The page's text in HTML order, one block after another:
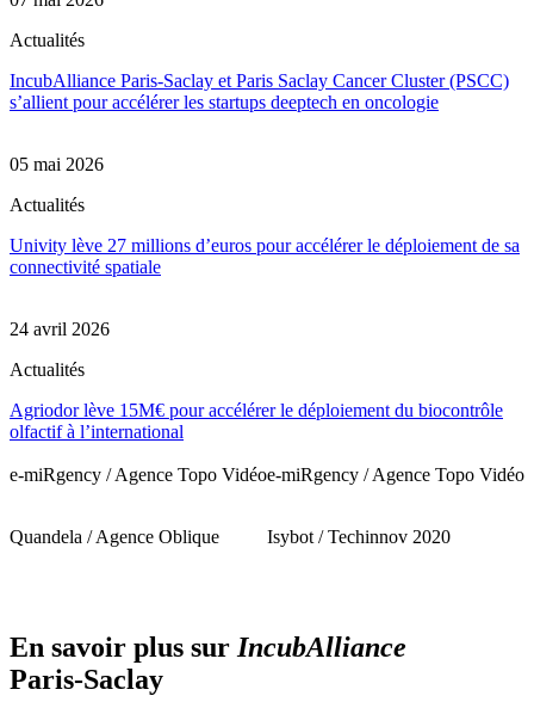
Actualités
IncubAlliance Paris-Saclay et Paris Saclay Cancer Cluster (PSCC)
s’allient pour accélérer les startups deeptech en oncologie
05 mai 2026
Actualités
Univity lève 27 millions d’euros pour accélérer le déploiement de sa
connectivité spatiale
24 avril 2026
Actualités
Agriodor lève 15M€ pour accélérer le déploiement du biocontrôle
olfactif à l’international
e-miRgency / Agence Topo Vidéoe-miRgency / Agence Topo Vidéo
Quandela / Agence Oblique Isybot / Techinnov 2020
En savoir plus sur IncubAlliance
Paris‑Saclay